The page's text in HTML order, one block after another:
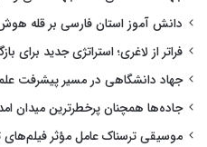
دانش آموز استان فارسی بر قله
فراتر از لاغری؛ استراتژی جدید
جهاد دانشگاهی در مسیر پیشرفت
جاده‌ها همچنان پرخطرترین میدان
موسیقی ترسناک عامل مؤثر فیلم‌های